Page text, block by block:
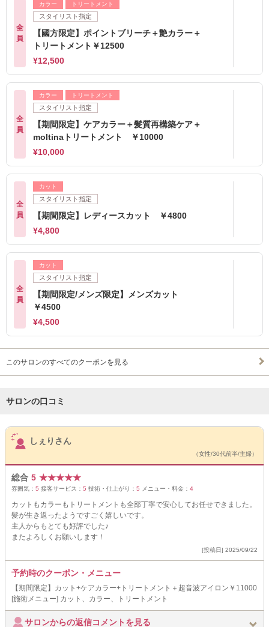
全
員
カラー トリートメント
スタイリスト指定
【國方限定】ポイントブリーチ＋艶カラー＋
トリートメント￥12500
¥12,500
全
員
カラー トリートメント
スタイリスト指定
【期間限定】ケアカラー＋髪質再構築ケア＋
moltinaトリートメント ￥10000
¥10,000
全
員
カット
スタイリスト指定
【期間限定】レディースカット ￥4800
¥4,800
全
員
カット
スタイリスト指定
【期間限定/メンズ限定】メンズカット
￥4500
¥4,500
このサロンのすべてのクーポンを見る
サロンの口コミ
サロンPick Up
しぇりさん
（女性/30代前半/主婦）
総合 5 ★★★★★
雰囲気： 5 接客サービス： 5 技術・仕上がり： 5 メニュー・料金： 4
カットもカラーもトリートメントも全部丁寧で安心してお任せできました。
髪が生き返ったようですごく嬉しいです。
主人からもとても好評でした♪
またよろしくお願いします！
[投稿日] 2025/09/22
予約時のクーポン・メニュー
【期間限定】カット+ケアカラー+トリートメント＋超音波アイロン￥11000
[施術メニュー] カット、カラー、トリートメント
サロンからの返信コメントを見る